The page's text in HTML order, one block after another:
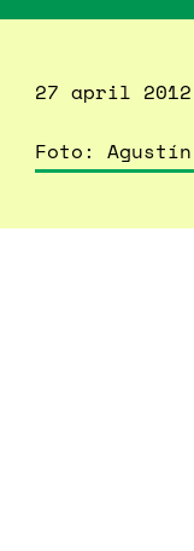
27 april 2012
Foto: Agustín